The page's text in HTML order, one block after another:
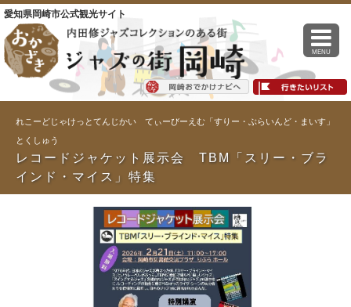
愛知県岡崎市公式観光サイト
MENU
れこーどじゃけっとてんじかい てぃーびーえむ「すりー・ぶらいんど・まいす」
とくしゅう
レコードジャケット展示会 TBM「スリー・ブラ
インド・マイス」特集